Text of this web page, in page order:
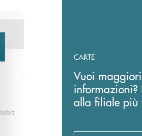
CARTE
Vuoi maggiori
informazioni?
alla filiale più